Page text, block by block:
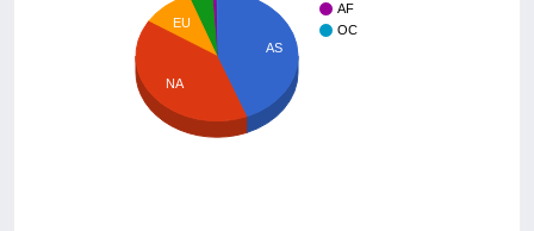
AF
OC
AS
EU
NA